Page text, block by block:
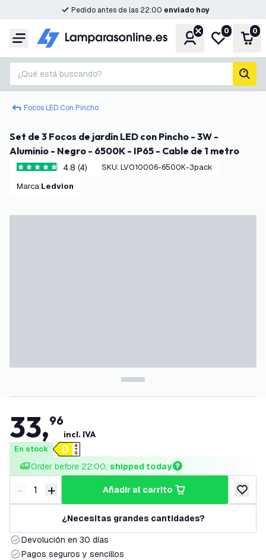
Pedido antes de las 22:00 enviado hoy
Menú CuentaMi lista de
0 0
¿Qué está buscando?
Focos LED Con Pincho
Set de 3 Focos de jardín LED con Pincho - 3W -
Aluminio - Negro - 6500K - IP65 - Cable de 1 metro
4.8 estrellas de puntuación
4.8 (4) SKU: LVO10006-6500K-3pack
Marca: Ledvion
33,96
incl. IVA
En stock
Order before 22:00, shipped today
Disminuir cantidad
- Aumentar cantidad
+ añadir al carrito
añadir
¿Necesitas grandes cantidades?
Devolución en 30 días
Pagos seguros y sencillos